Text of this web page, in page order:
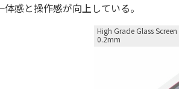
感と操作感が向上している。
High Grade Glass
0.2mm